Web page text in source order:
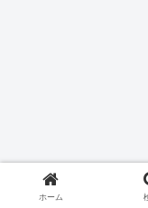
ホーム